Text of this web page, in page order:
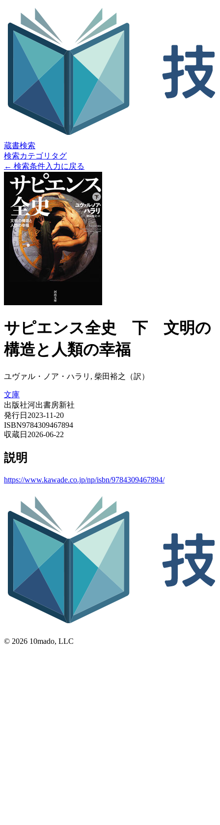
蔵書検索
検索カテゴリ タグ
← 検索条件入力に戻る
サピエンス全史 下 文明の
構造と人類の幸福
ユヴァル・ノア・ハラリ, 柴田裕之（訳）
文庫
出版社河出書房新社
発行日 2023-11-20
ISBN9784309467894
収蔵日 2026-06-22
説明
https://www.kawade.co.jp/np/isbn/9784309467894/
© 2026 10mado, LLC